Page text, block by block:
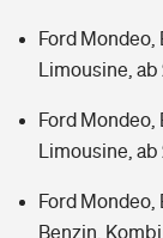
Ford Mondeo,
Limousine,
Ford Mondeo,
Limousine,
Ford Mondeo,
Benzin,